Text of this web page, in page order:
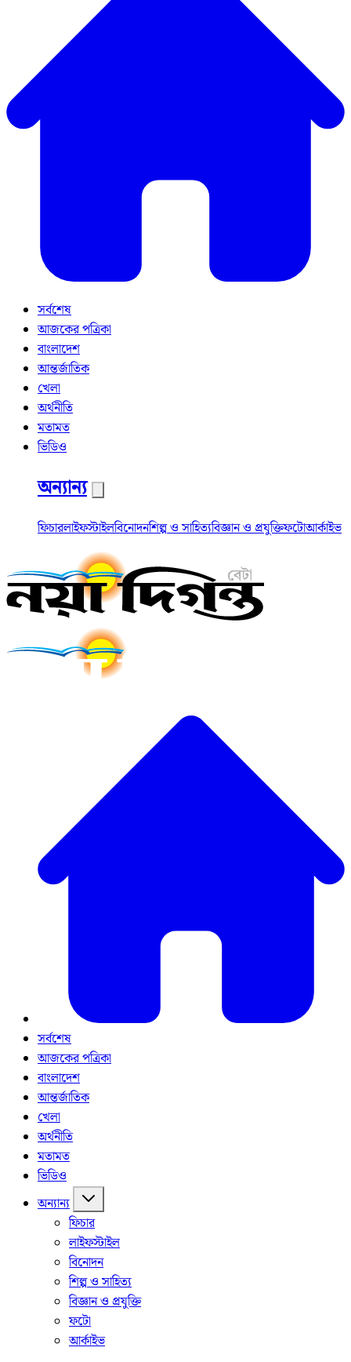
সর্বশেষ
আজকের পত্রিকা
বাংলাদেশ
আন্তর্জাতিক
খেলা
অর্থনীতি
মতামত
ভিডিও
অন্যান্য
ফিচারলাইফস্টাইলবিনোদনশিল্প ও সাহিত্যবিজ্ঞান ও প্রযুক্তিফটোআর্কাইভ
সর্বশেষ
আজকের পত্রিকা
বাংলাদেশ
আন্তর্জাতিক
খেলা
অর্থনীতি
মতামত
ভিডিও
অন্যান্য
ফিচার
লাইফস্টাইল
বিনোদন
শিল্প ও সাহিত্য
বিজ্ঞান ও প্রযুক্তি
ফটো
আর্কাইভ